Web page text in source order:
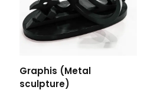
Graphis (Metal
sculpture)